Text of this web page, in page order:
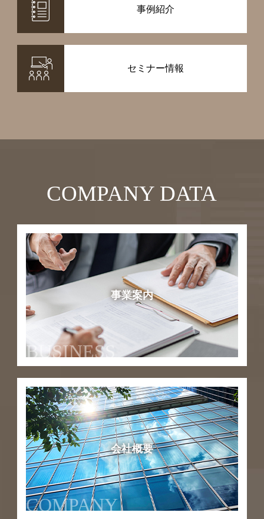
事例紹介
セミナー情報
COMPANY DATA
事業案内
BUSINESS
会社概要
COMPANY